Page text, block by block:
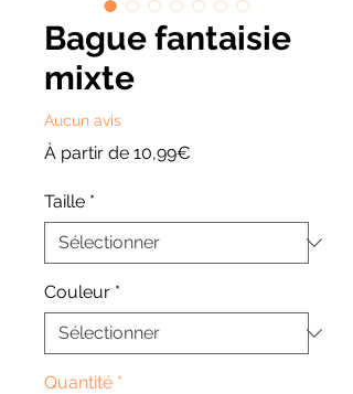
Bague fantaisie
mixte
Aucun avis
À partir de 10,99€
Taille *
Couleur *
Quantité *